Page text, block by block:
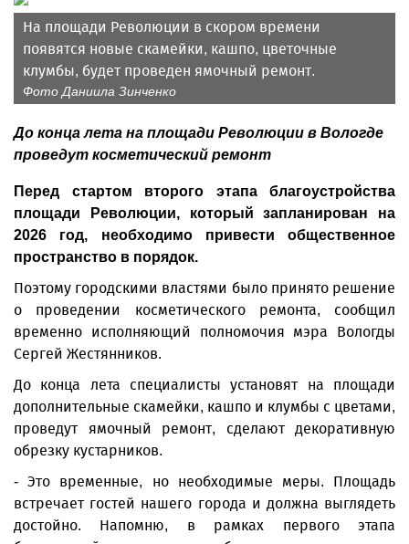
На площади Революции в скором времени
появятся новые скамейки, кашпо, цветочные
клумбы, будет проведен ямочный ремонт.
Фото Даниила Зинченко
До конца лета на площади Революции в Вологде
проведут косметический ремонт
Перед стартом второго этапа благоустройства
площади Революции, который запланирован на
2026 год, необходимо привести общественное
пространство в порядок.
Поэтому городскими властями было принято решение
о проведении косметического ремонта, сообщил
временно исполняющий полномочия мэра Вологды
Сергей Жестянников.
До конца лета специалисты установят на площади
дополнительные скамейки, кашпо и клумбы с цветами,
проведут ямочный ремонт, сделают декоративную
обрезку кустарников.
- Это временные, но необходимые меры. Площадь
встречает гостей нашего города и должна выглядеть
достойно. Напомню, в рамках первого этапа